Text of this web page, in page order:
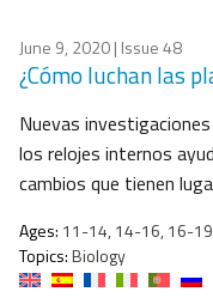
June 9, 2020| Issue 48
¿Cómo luchan las
Nuevas
los relojes internos
cambios que tienen
Ages: 11-14, 14-16, 16-
Topics:Biology